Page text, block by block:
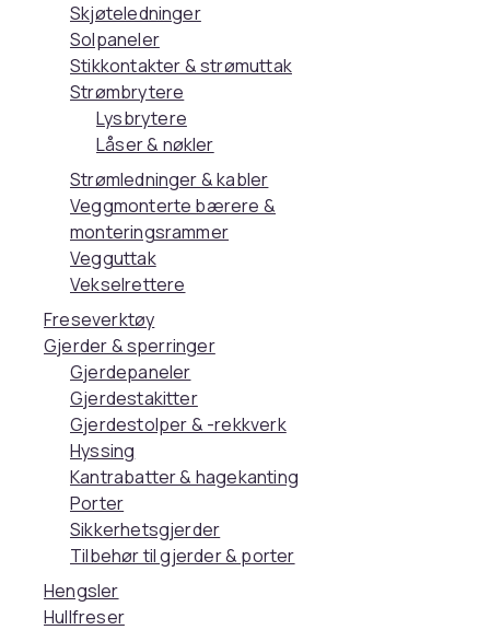
Skjøteledninger
Solpaneler
Stikkontakter & strømuttak
Strømbrytere
Lysbrytere
Låser & nøkler
Strømledninger & kabler
Veggmonterte bærere &
monteringsrammer
Vegguttak
Vekselrettere
Freseverktøy
Gjerder & sperringer
Gjerdepaneler
Gjerdestakitter
Gjerdestolper & -rekkverk
Hyssing
Kantrabatter & hagekanting
Porter
Sikkerhetsgjerder
Tilbehør til gjerder & porter
Hengsler
Hullfreser